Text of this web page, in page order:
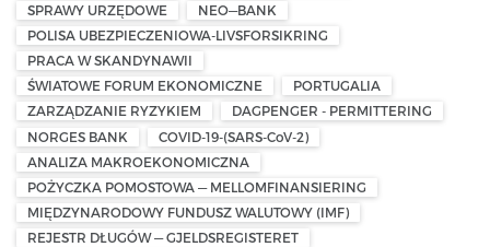
SPRAWY URZĘDOWE
NEO—BANK
POLISA UBEZPIECZENIOWA-LIVSFORSIKRING
PRACA W SKANDYNAWII
ŚWIATOWE FORUM EKONOMICZNE
PORTUGALIA
ZARZĄDZANIE RYZYKIEM
DAGPENGER - PERMITTERING
NORGES BANK
COVID-19-(SARS-CoV-2)
ANALIZA MAKROEKONOMICZNA
POŻYCZKA POMOSTOWA — MELLOMFINANSIERING
MIĘDZYNARODOWY FUNDUSZ WALUTOWY (IMF)
REJESTR DŁUGÓW — GJELDSREGISTERET